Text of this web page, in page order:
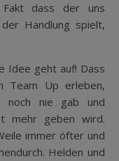
dass der uns
Handlung spielt,
Idee geht auf! Dass
Team Up erleben,
noch nie gab und
mehr geben wird.
immer öfter und
Helden und